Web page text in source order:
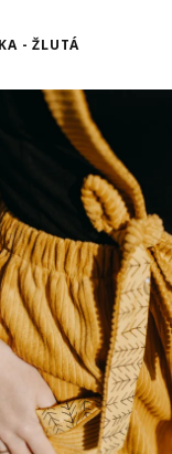
- ŽLUTÁ